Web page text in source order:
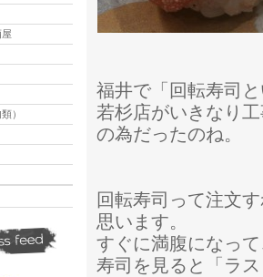
福井で「回転寿司
若杉店がいきなり
の為だったのね。
回転寿司って注文
思います。
すぐに満腹になっ
寿司を見ると「ラ
）